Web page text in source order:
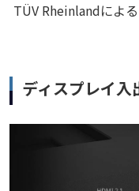
TÜV Rheinlandによ
ディスプレイ入